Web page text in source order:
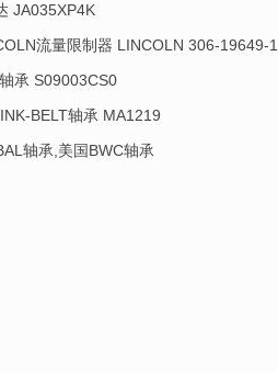
JA035XP4K
流量限制器 LINCOLN 306-19649-1
承 S09003CS0
BELT轴承 MA1219
轴承,美国BWC轴承